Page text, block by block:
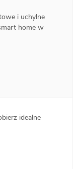
i uchylne
home w
idealne